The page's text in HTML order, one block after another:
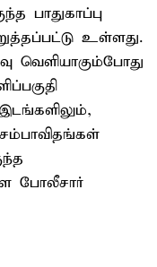
பாதுகாப்பு
உள்ளது.
வெளியாகும்போது
போலீசார்